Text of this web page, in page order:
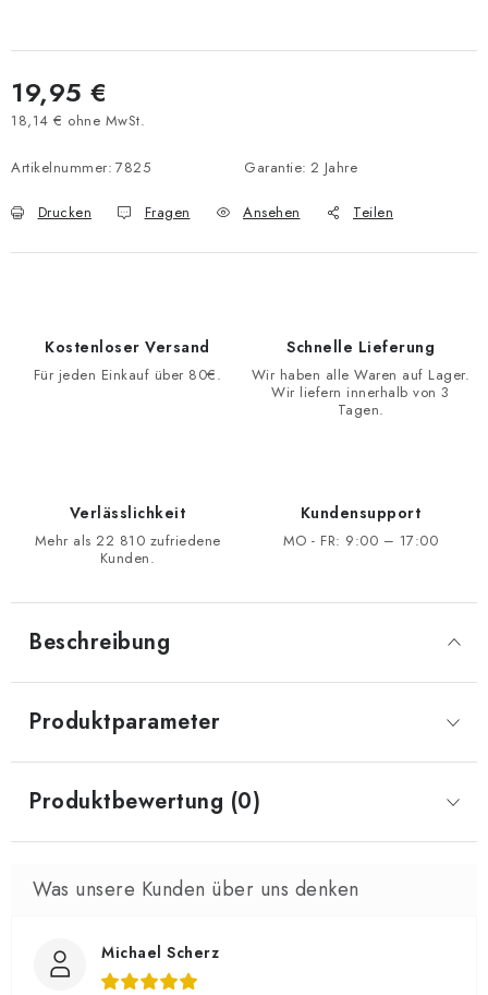
19,95 €
18,14 € ohne MwSt.
Artikelnummer: 7825 Garantie: 2 Jahre
Drucken Fragen Ansehen Teilen
Kostenloser Versand
Für jeden Einkauf über 80€.
Schnelle Lieferung
Wir haben alle Waren auf Lager.
Wir liefern innerhalb von 3
Tagen.
Verlässlichkeit
Mehr als 22 810 zufriedene
Kunden.
Kundensupport
MO - FR: 9:00 – 17:00
Beschreibung
Produktparameter
Produktbewertung (0)
Michael Scherz